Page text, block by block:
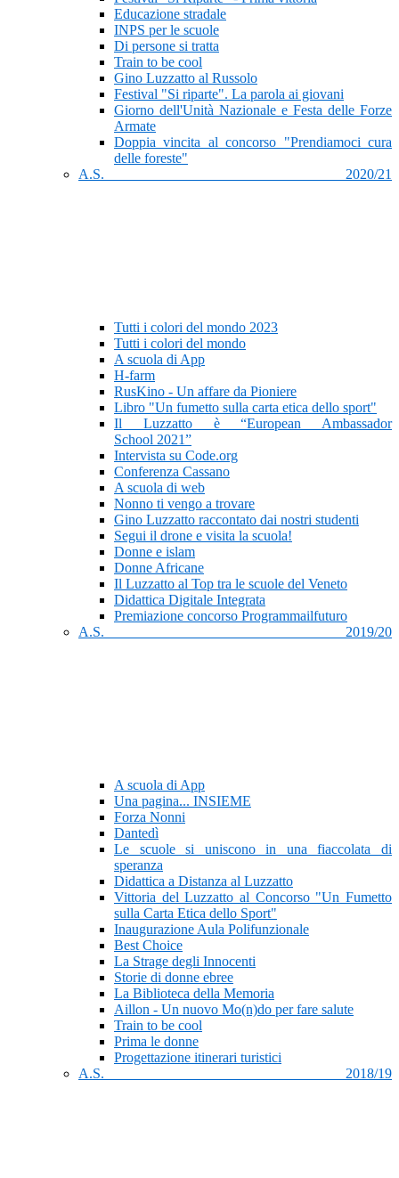
Educazione stradale
INPS per le scuole
Di persone si tratta
Train to be cool
Gino Luzzatto al Russolo
Festival "Si riparte". La parola ai giovani
Giorno dell'Unità Nazionale e Festa delle Forze
Armate
Doppia vincita al concorso "Prendiamoci cura
delle foreste"
A.S. 2020/21
Tutti i colori del mondo 2023
Tutti i colori del mondo
A scuola di App
H-farm
RusKino - Un affare da Pioniere
Libro "Un fumetto sulla carta etica dello sport"
Il Luzzatto è “European Ambassador
School 2021”
Intervista su Code.org
Conferenza Cassano
A scuola di web
Nonno ti vengo a trovare
Gino Luzzatto raccontato dai nostri studenti
Segui il drone e visita la scuola!
Donne e islam
Donne Africane
Il Luzzatto al Top tra le scuole del Veneto
Didattica Digitale Integrata
Premiazione concorso Programmailfuturo
A.S. 2019/20
A scuola di App
Una pagina... INSIEME
Forza Nonni
Dantedì
Le scuole si uniscono in una fiaccolata di
speranza
Didattica a Distanza al Luzzatto
Vittoria del Luzzatto al Concorso "Un Fumetto
sulla Carta Etica dello Sport"
Inaugurazione Aula Polifunzionale
Best Choice
La Strage degli Innocenti
Storie di donne ebree
La Biblioteca della Memoria
Aillon - Un nuovo Mo(n)do per fare salute
Train to be cool
Prima le donne
Progettazione itinerari turistici
A.S. 2018/19